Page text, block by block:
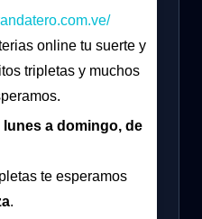
online tu suerte y
tripletas y muchos
lunes a domingo, de
te esperamos
.